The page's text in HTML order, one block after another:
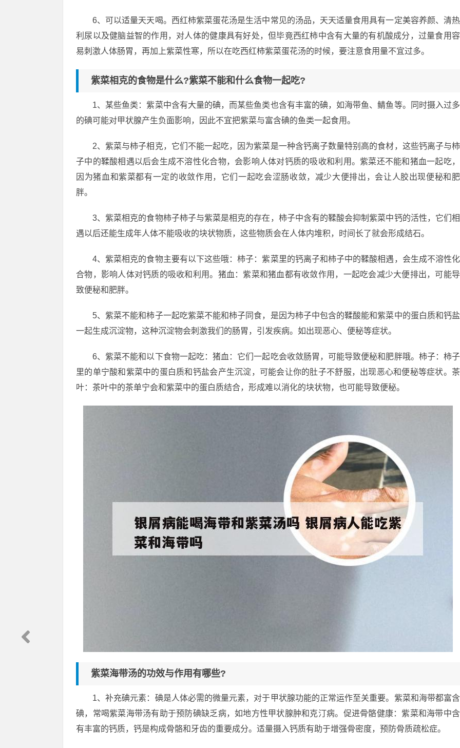
6、可以适量天天喝。西红柿紫菜蛋花汤是生活中常见的汤品，天天适量食用具有一定美容养颜、清热
利尿以及健脑益智的作用，对人体的健康具有好处，但毕竟西红柿中含有大量的有机酸成分，过量食用容
易刺激人体肠胃，再加上紫菜性寒，所以在吃西红柿紫菜蛋花汤的时候，要注意食用量不宜过多。
紫菜相克的食物是什么?紫菜不能和什么食物一起吃?
1、某些鱼类：紫菜中含有大量的碘，而某些鱼类也含有丰富的碘，如海带鱼、鲭鱼等。同时摄入过多
的碘可能对甲状腺产生负面影响，因此不宜把紫菜与富含碘的鱼类一起食用。
2、紫菜与柿子相克，它们不能一起吃，因为紫菜是一种含钙离子数量特别高的食材，这些钙离子与柿
子中的鞣酸相遇以后会生成不溶性化合物，会影响人体对钙质的吸收和利用。紫菜还不能和猪血一起吃，
因为猪血和紫菜都有一定的收敛作用，它们一起吃会涩肠收敛，减少大便排出，会让人胶出现便秘和肥
胖。
3、紫菜相克的食物柿子柿子与紫菜是相克的存在，柿子中含有的鞣酸会抑制紫菜中钙的活性，它们相
遇以后还能生成年人体不能吸收的块状物质，这些物质会在人体内堆积，时间长了就会形成结石。
4、紫菜相克的食物主要有以下这些哦：柿子：紫菜里的钙离子和柿子中的鞣酸相遇，会生成不溶性化
合物，影响人体对钙质的吸收和利用。猪血：紫菜和猪血都有收敛作用，一起吃会减少大便排出，可能导
致便秘和肥胖。
5、紫菜不能和柿子一起吃紫菜不能和柿子同食，是因为柿子中包含的鞣酸能和紫菜中的蛋白质和钙盐
一起生成沉淀物，这种沉淀物会刺激我们的肠胃，引发疾病。如出现恶心、便秘等症状。
6、紫菜不能和以下食物一起吃：猪血：它们一起吃会收敛肠胃，可能导致便秘和肥胖哦。柿子：柿子
里的单宁酸和紫菜中的蛋白质和钙盐会产生沉淀，可能会让你的肚子不舒服，出现恶心和便秘等症状。茶
叶：茶叶中的茶单宁会和紫菜中的蛋白质结合，形成难以消化的块状物，也可能导致便秘。
紫菜海带汤的功效与作用有哪些?
1、补充碘元素：碘是人体必需的微量元素，对于甲状腺功能的正常运作至关重要。紫菜和海带都富含
碘，常喝紫菜海带汤有助于预防碘缺乏病，如地方性甲状腺肿和克汀病。促进骨骼健康：紫菜和海带中含
有丰富的钙质，钙是构成骨骼和牙齿的重要成分。适量摄入钙质有助于增强骨密度，预防骨质疏松症。